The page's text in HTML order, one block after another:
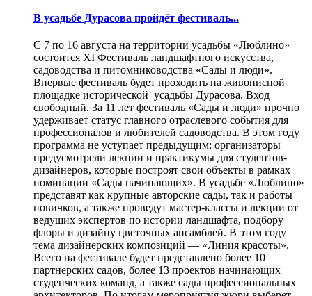
В усадьбе Дурасова пройдёт фестиваль...
С 7 по 16 августа на территории усадьбы «Люблино»
состоится XI Фестиваль ландшафтного искусства,
садоводства и питомниководства «Сады и люди».
Впервые фестиваль будет проходить на живописной
площадке исторической усадьбы Дурасова. Вход
свободный. За 11 лет фестиваль «Сады и люди» прочно
удерживает статус главного отраслевого события для
профессионалов и любителей садоводства. В этом году
программа не уступает предыдущим: организаторы
предусмотрели лекции и практикумы для студентов-
дизайнеров, которые построят свои объекты в рамках
номинации «Сады начинающих». В усадьбе «Люблино»
представят как крупные авторские сады, так и работы
новичков, а также проведут мастер-классы и лекции от
ведущих экспертов по истории ландшафта, подбору
флоры и дизайну цветочных ансамблей. В этом году
тема дизайнерских композиций — «Линия красоты».
Всего на фестивале будет представлено более 10
партнерских садов, более 13 проектов начинающих
студенческих команд, а также сады профессиональных